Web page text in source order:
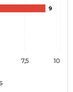
9
10
7,5